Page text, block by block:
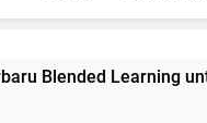
Learning untuk